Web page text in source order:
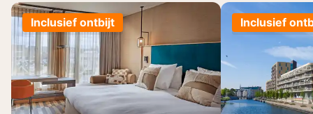
Inclusief ontbijt Inclusief